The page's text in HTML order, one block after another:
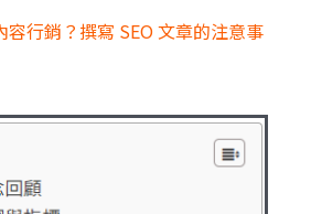
容行銷？撰寫 SEO 文章的注意事